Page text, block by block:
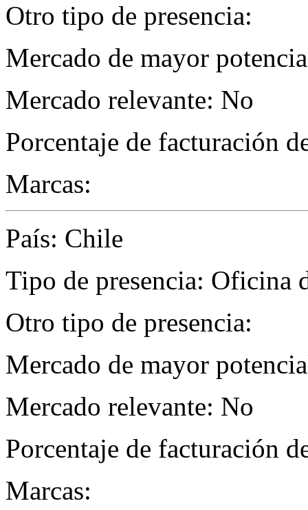
Otro tipo de presencia:
Mercado de mayor
Mercado relevante: No
Porcentaje de facturación
Marcas:
País: Chile
Tipo de presencia: Oficina
Otro tipo de presencia:
Mercado de mayor
Mercado relevante: No
Porcentaje de facturación
Marcas: